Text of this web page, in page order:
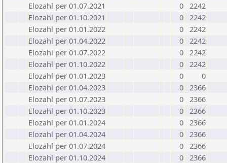
Elozahl per 01.07.2021
0 2242
Elozahl per 01.10.2021
0 2242
Elozahl per 01.01.2022
0 2242
Elozahl per 01.04.2022
0 2242
Elozahl per 01.07.2022
0 2242
Elozahl per 01.10.2022
0 2242
Elozahl per 01.01.2023
0
0
Elozahl per 01.04.2023
0 2366
Elozahl per 01.07.2023
0 2366
Elozahl per 01.10.2023
0 2366
Elozahl per 01.01.2024
0 2366
Elozahl per 01.04.2024
0 2366
Elozahl per 01.07.2024
0 2366
Elozahl per 01.10.2024
0 2366